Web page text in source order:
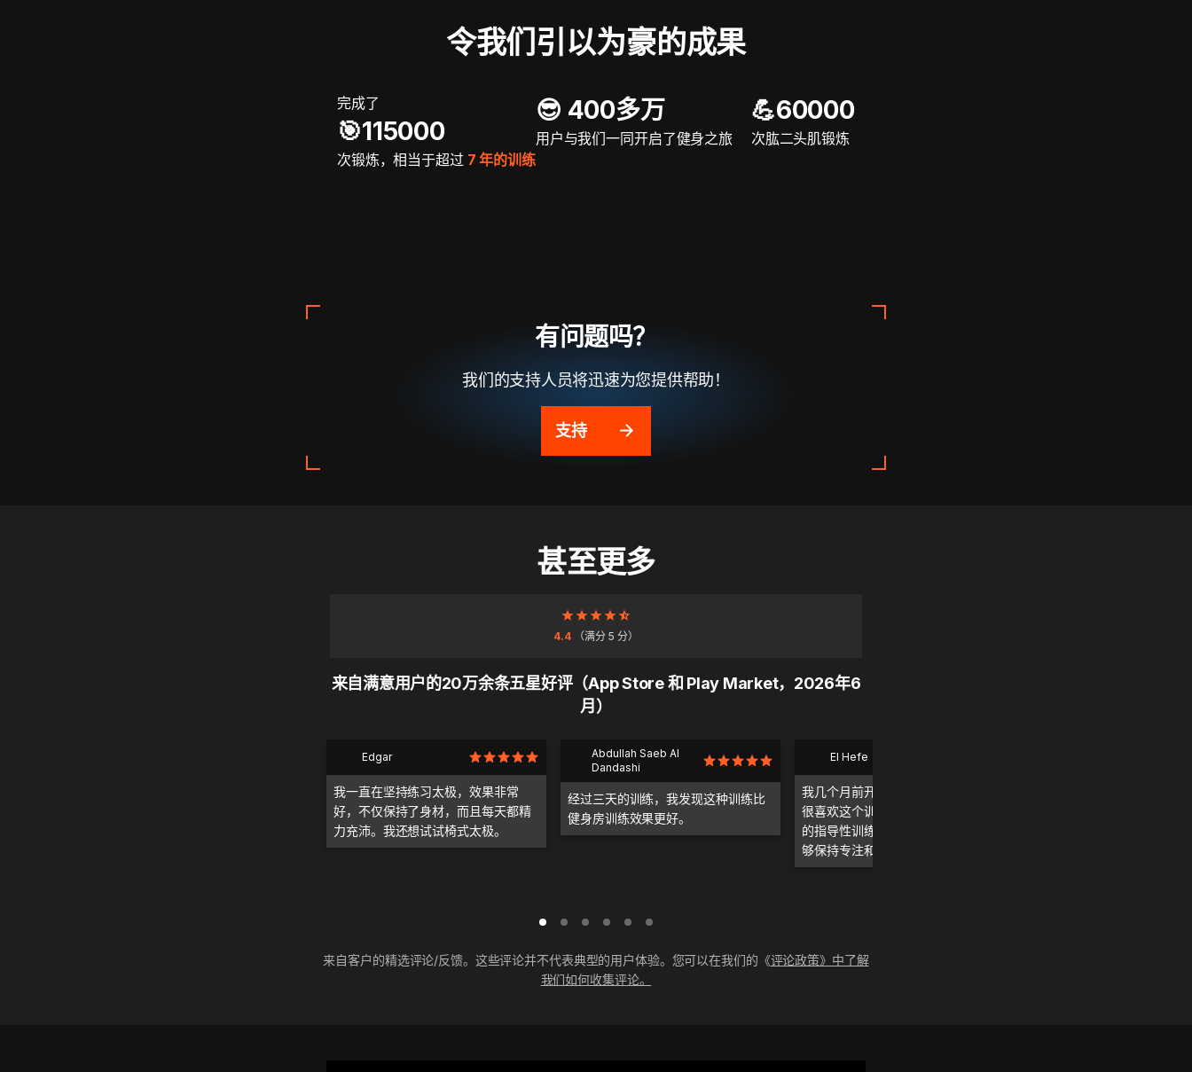
令我们引以为豪的成果
😎 400多万
用户与我们一同开启了健身之旅
完成了
🎯️115000
次锻炼，相当于超过 7 年的训练
💪60000
次肱二头肌锻炼
有问题吗？
我们的支持人员将迅速为您提供帮助！
支持
甚至更多
4.4 （满分 5 分）
来自满意用户的20万余条五星好评（App Store 和 Play Market，2026年6
月）
Edgar
我一直在坚持练习太极，效果非常
好，不仅保持了身材，而且每天都精
力充沛。我还想试试椅式太极。
Abdullah Saeb Al
Dandashi
经过三天的训练，我发现这种训练比
健身房训练效果更好。
El Hefe
我几个月前开始使用 MadMuscles，
很喜欢这个训练计划。我尤其喜欢它
的指导性训练和每日计划，这让我能
够保持专注和动力。继续加油！💪
来自客户的精选评论/反馈。这些评论并不代表典型的用户体验。您可以在我们的《评论政策》中了解
我们如何收集评论。